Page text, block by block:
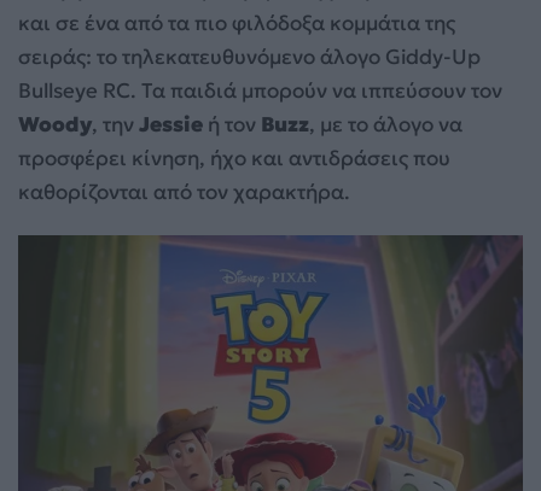
και σε ένα από τα πιο φιλόδοξα κομμάτια της
σειράς: το τηλεκατευθυνόμενο άλογο Giddy-Up
Bullseye RC. Τα παιδιά μπορούν να ιππεύσουν τον
Woody, τηνJessie ή τον Buzz, με το άλογο να
προσφέρει κίνηση, ήχο και αντιδράσεις που
καθορίζονται από τον χαρακτήρα.